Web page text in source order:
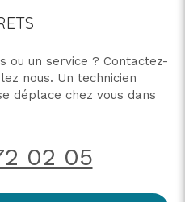
ou un service ? Contactez-
nous. Un technicien
déplace chez vous dans
02 05